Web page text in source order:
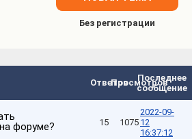
ОтветовПросмотров
Последнее
сообщение
форуме?
15 1075
2022-09-
12
16:37:12